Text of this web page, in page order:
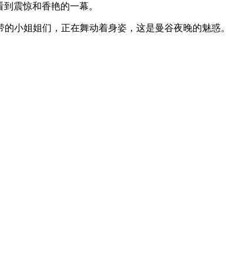
震惊和香艳的一幕。
小姐姐们，正在舞动着身姿，这是曼谷夜晚的魅惑。